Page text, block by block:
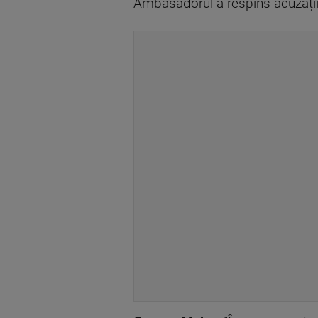
Ambasadorul a respins